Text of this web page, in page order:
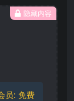
隐藏内容
员: 免费